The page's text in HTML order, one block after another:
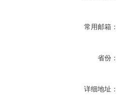
常用邮箱：
省份：
详细地址：